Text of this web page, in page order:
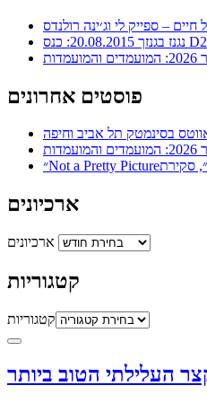
פוסטים אחרונים
בסינמטק תל אביב וחיפה
ארכיונים
ארכיונים
קטגוריות
קטגוריות